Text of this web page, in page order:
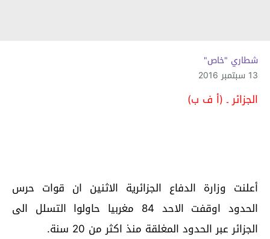
شطاري "خاص"
13 سبتمبر 2016
الجزائر ـ (أ ف ب)
أعلنت وزارة الدفاع الجزائرية الاثنين ان قوات حرس
الحدود اوقفت الاحد 84 مغربيا حاولوا التسلل الى
الجزائر عبر الحدود المغلقة منذ اكثر من 20 سنة.